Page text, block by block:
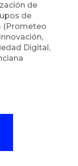
de
de
(Prometeo
Digital,